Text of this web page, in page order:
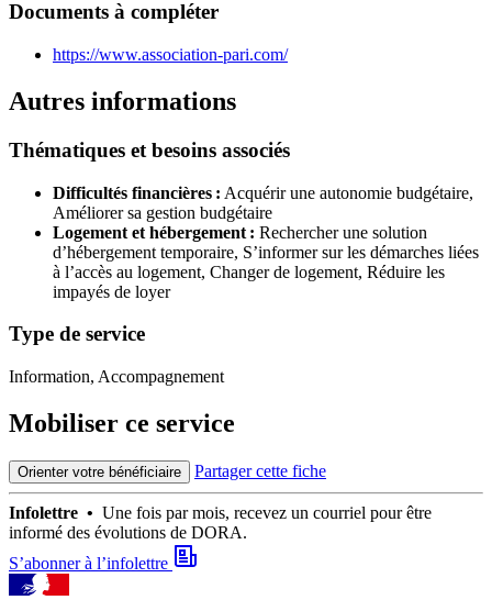
Documents à compléter
https://www.association-pari.com/
Autres informations
Thématiques et besoins associés
Difficultés financières : Acquérir une autonomie budgétaire,
Améliorer sa gestion budgétaire
Logement et hébergement : Rechercher une solution
d’hébergement temporaire, S’informer sur les démarches liées
à l’accès au logement, Changer de logement, Réduire les
impayés de loyer
Type de service
Information, Accompagnement
Mobiliser ce service
Orienter votre bénéficiaire Partager cette fiche
Infolettre • Une fois par mois, recevez un courriel pour être
informé des évolutions de DORA.
S’abonner à l’infolettre